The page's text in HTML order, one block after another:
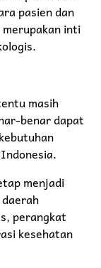
pasien dan
inti
masih
benar dapat
menjadi
perangkat
kesehatan